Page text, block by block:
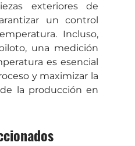
exteriores de
un control
Incluso,
una medición
es esencial
y maximizar la
la producción en